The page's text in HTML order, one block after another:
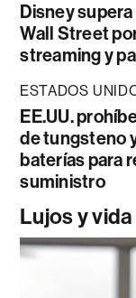
Disney
Wall Street
streaming y
ESTADOS
EE.UU.
de tungsteno
baterías para
suministro
Lujos y